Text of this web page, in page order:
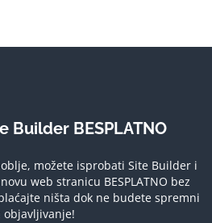
Builder BESPLATNO
možete isprobati Site Builder i
web stranicu BESPLATNO bez
ništa dok ne budete spremni
objavljivanje!